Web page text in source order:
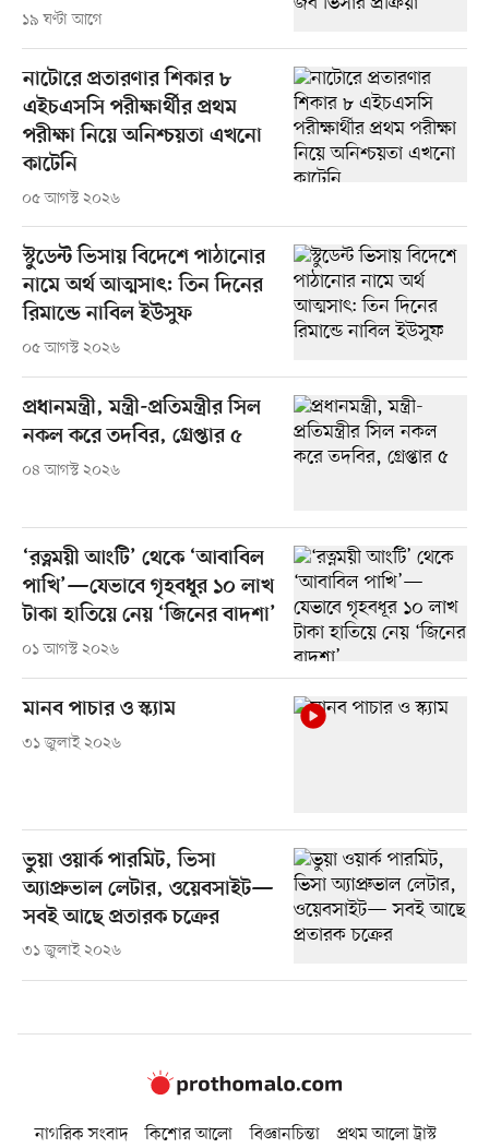
১৯ ঘণ্টা আগে
নাটোরে প্রতারণার শিকার ৮
এইচএসসি পরীক্ষার্থীর প্রথম
পরীক্ষা নিয়ে অনিশ্চয়তা এখনো
কাটেনি
০৫ আগস্ট ২০২৬
স্টুডেন্ট ভিসায় বিদেশে পাঠানোর
নামে অর্থ আত্মসাৎ: তিন দিনের
রিমান্ডে নাবিল ইউসুফ
০৫ আগস্ট ২০২৬
প্রধানমন্ত্রী, মন্ত্রী-প্রতিমন্ত্রীর সিল
নকল করে তদবির, গ্রেপ্তার ৫
০৪ আগস্ট ২০২৬
‘রত্নময়ী আংটি’ থেকে ‘আবাবিল
পাখি’—যেভাবে গৃহবধূর ১০ লাখ
টাকা হাতিয়ে নেয় ‘জিনের বাদশা’
০১ আগস্ট ২০২৬
মানব পাচার ও স্ক্যাম
৩১ জুলাই ২০২৬
ভুয়া ওয়ার্ক পারমিট, ভিসা
অ্যাপ্রুভাল লেটার, ওয়েবসাইট—
সবই আছে প্রতারক চক্রের
৩১ জুলাই ২০২৬
নাগরিক সংবাদ কিশোর আলো বিজ্ঞানচিন্তা
প্রথম আলো ট্রাস্ট